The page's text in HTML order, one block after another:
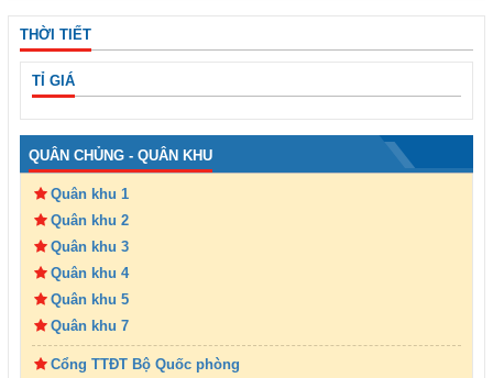
THỜI TIẾT
TỈ GIÁ
QUÂN CHỦNG - QUÂN KHU
Quân khu 1
Quân khu 2
Quân khu 3
Quân khu 4
Quân khu 5
Quân khu 7
Cổng TTĐT Bộ Quốc phòng